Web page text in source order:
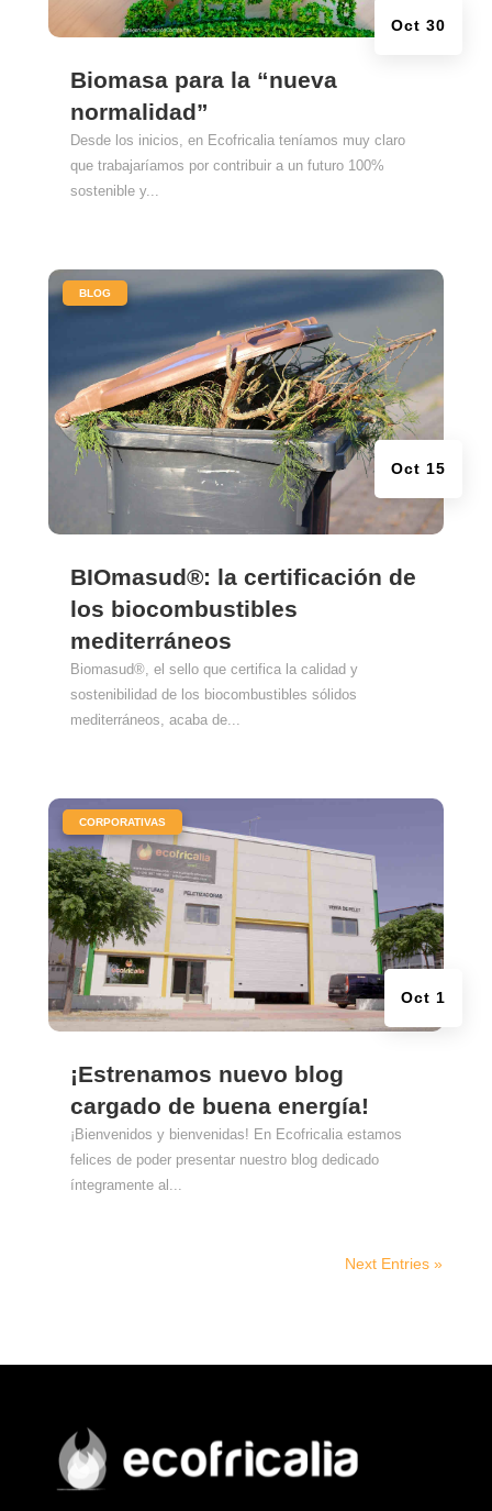
Biomasa para la “nueva
normalidad”
Oct 30
Desde los inicios, en Ecofricalia teníamos muy claro
que trabajaríamos por contribuir a un futuro 100%
sostenible y...
BIOmasud®: la certificación de
los biocombustibles
mediterráneos
Oct 15
BLOG
Biomasud®, el sello que certifica la calidad y
sostenibilidad de los biocombustibles sólidos
mediterráneos, acaba de...
¡Estrenamos nuevo blog
cargado de buena energía!
Oct 1
CORPORATIVAS
¡Bienvenidos y bienvenidas! En Ecofricalia estamos
felices de poder presentar nuestro blog dedicado
íntegramente al...
Next Entries »